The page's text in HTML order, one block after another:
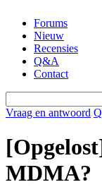
naar
inhoud
Forums
Nieuw
Recensies
Q&A
Contact
Vraag en antwoord
MDMA?